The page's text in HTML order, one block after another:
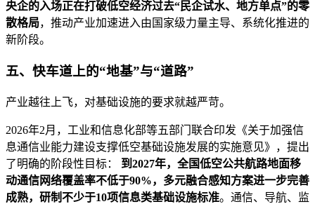
央企的入场正在打破低空经济过去“民企试水、地方单点”的零
散格局，推动产业加速进入由国家级力量主导、系统化推进的
新阶段。
五、快车道上的“地基”与“道路”
产业越往上飞，对基础设施的要求就越严苛。
2026年2月，工业和信息化部等五部门联合印发《关于加强信
息通信业能力建设支撑低空基础设施发展的实施意见》，提出
了明确的阶段性目标： 到2027年，全国低空公共航路地面移
动通信网络覆盖率不低于90%，多元融合感知方案进一步完善
成熟，研制不少于10项信息类基础设施标准。通信、导航、监